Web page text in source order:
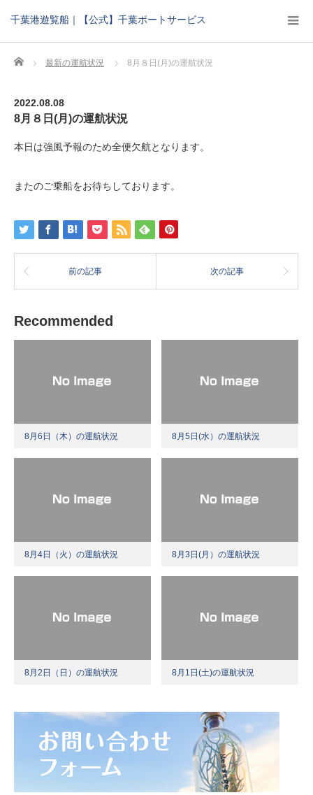
千葉港遊覧船｜【公式】千葉ポートサービス
Home 最新の運航状況 8月８日(月)の運航状況
2022.08.08
8月８日(月)の運航状況
本日は強風予報のため全便欠航となります。
またのご乗船をお待ちしております。
前の記事 次の記事
Recommended
8月6日（木）の運航状況 8月5日(水）の運航状況
8月4日（火）の運航状況 8月3日(月）の運航状況
8月2日（日）の運航状況 8月1日(土)の運航状況